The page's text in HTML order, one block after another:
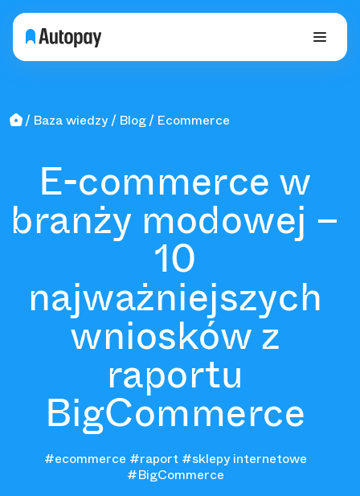
Baza wiedzy Blog Ecommerce
E-commerce w
branży modowej –
10
najważniejszych
wniosków z
raportu
BigCommerce
#ecommerce #raport #sklepy internetowe
#BigCommerce